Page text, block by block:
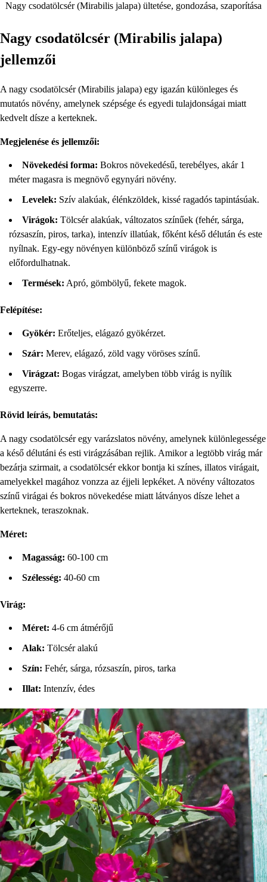
Nagy csodatölcsér (Mirabilis jalapa) ültetése, gondozása, szaporítása
Nagy csodatölcsér (Mirabilis jalapa)
jellemzői
A nagy csodatölcsér (Mirabilis jalapa) egy igazán különleges és
mutatós növény, amelynek szépsége és egyedi tulajdonságai miatt
kedvelt dísze a kerteknek.
Megjelenése és jellemzői:
Növekedési forma: Bokros növekedésű, terebélyes, akár 1
méter magasra is megnövő egynyári növény.
Levelek: Szív alakúak, élénkzöldek, kissé ragadós tapintásúak.
Virágok: Tölcsér alakúak, változatos színűek (fehér, sárga,
rózsaszín, piros, tarka), intenzív illatúak, főként késő délután és este
nyílnak. Egy-egy növényen különböző színű virágok is
előfordulhatnak.
Termések: Apró, gömbölyű, fekete magok.
Felépítése:
Gyökér: Erőteljes, elágazó gyökérzet.
Szár: Merev, elágazó, zöld vagy vöröses színű.
Virágzat: Bogas virágzat, amelyben több virág is nyílik
egyszerre.
Rövid leírás, bemutatás:
A nagy csodatölcsér egy varázslatos növény, amelynek különlegessége
a késő délutáni és esti virágzásában rejlik. Amikor a legtöbb virág már
bezárja szirmait, a csodatölcsér ekkor bontja ki színes, illatos virágait,
amelyekkel magához vonzza az éjjeli lepkéket. A növény változatos
színű virágai és bokros növekedése miatt látványos dísze lehet a
kerteknek, teraszoknak.
Méret:
Magasság: 60-100 cm
Szélesség: 40-60 cm
Virág:
Méret: 4-6 cm átmérőjű
Alak: Tölcsér alakú
Szín: Fehér, sárga, rózsaszín, piros, tarka
Illat: Intenzív, édes